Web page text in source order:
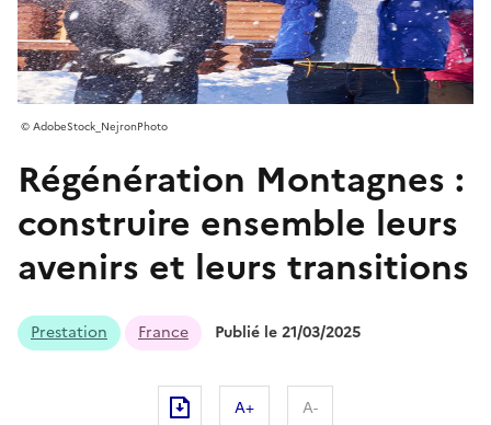
AdobeStock_NejronPhoto
Régénération Montagnes :
construire ensemble leurs
avenirs et leurs transitions
Prestation France Publié le 21/03/2025
A+ A-